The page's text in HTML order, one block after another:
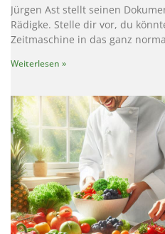
Jürgen Ast stellt seinen
Rädigke. Stelle dir vor, du
Zeitmaschine in das ganz
Weiterlesen »